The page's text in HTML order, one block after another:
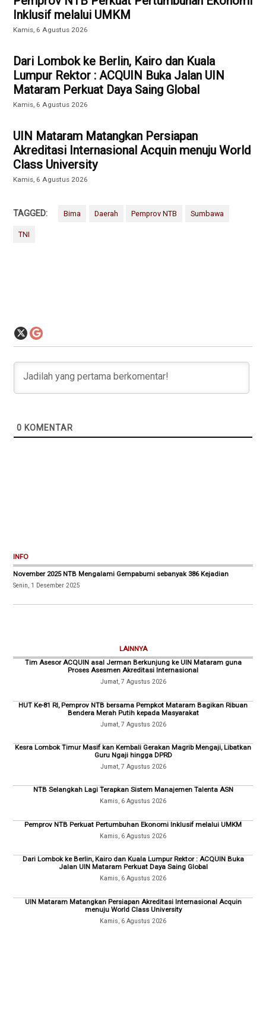
Inklusif melalui UMKM
Kamis, 6 Agustus 2026
Dari Lombok ke Berlin, Kairo dan Kuala
Lumpur Rektor : ACQUIN Buka Jalan UIN
Mataram Perkuat Daya Saing Global
Kamis, 6 Agustus 2026
UIN Mataram Matangkan Persiapan
Akreditasi Internasional Acquin menuju World
Class University
Kamis, 6 Agustus 2026
TAGGED: Bima Daerah Pemprov NTB Sumbawa
TNI
0 KOMENTAR
INFO
November 2025 NTB Mengalami Gempabumi sebanyak 386 Kejadian
Senin, 1 Desember 2025
LAINNYA
Tim Asesor ACQUIN asal Jerman Berkunjung ke UIN Mataram guna
Proses Asesmen Akreditasi Internasional
Jumat, 7 Agustus 2026
HUT Ke-81 RI, Pemprov NTB bersama Pempkot Mataram Bagikan Ribuan
Bendera Merah Putih kepada Masyarakat
Jumat, 7 Agustus 2026
Kesra Lombok Timur Masif kan Kembali Gerakan Magrib Mengaji, Libatkan
Guru Ngaji hingga DPRD
Jumat, 7 Agustus 2026
NTB Selangkah Lagi Terapkan Sistem Manajemen Talenta ASN
Kamis, 6 Agustus 2026
Pemprov NTB Perkuat Pertumbuhan Ekonomi Inklusif melalui UMKM
Kamis, 6 Agustus 2026
Dari Lombok ke Berlin, Kairo dan Kuala Lumpur Rektor : ACQUIN Buka
Jalan UIN Mataram Perkuat Daya Saing Global
Kamis, 6 Agustus 2026
UIN Mataram Matangkan Persiapan Akreditasi Internasional Acquin
menuju World Class University
Kamis, 6 Agustus 2026